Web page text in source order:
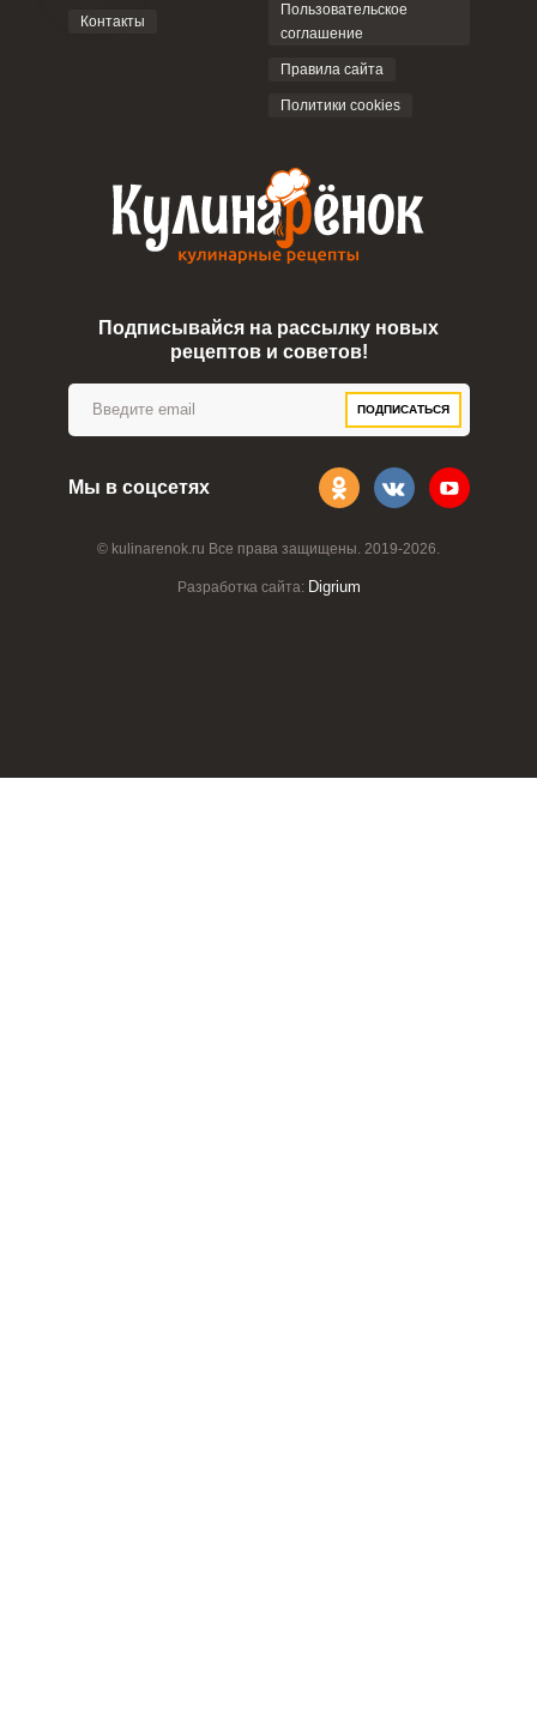
© kulinarenok.ru Все права защищены. 2019-2026.
Разработка сайта: Digrium
Контакты
Пользовательское
соглашение
Правила сайта
Политики cookies
Подписывайся на рассылку новых
рецептов и советов!
ПОДПИСАТЬСЯ
Мы в соцсетях